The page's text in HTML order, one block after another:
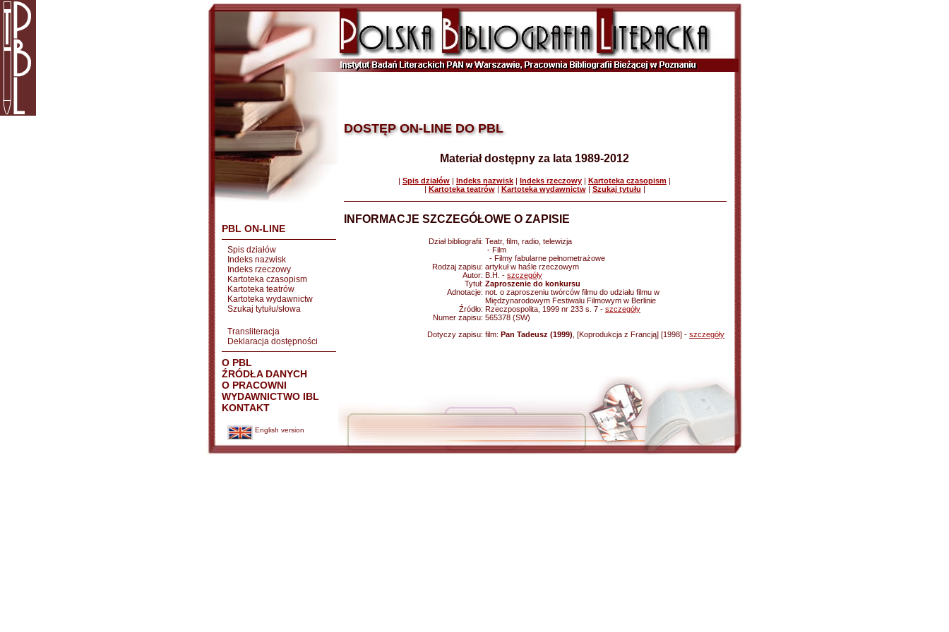
PBL ON-LINE
Spis działów
Indeks nazwisk
Indeks rzeczowy
Kartoteka czasopism
Kartoteka teatrów
Kartoteka wydawnictw
Szukaj tytułu/słowa
Transliteracja
Deklaracja dostępności
O PBL
ŹRÓDŁA DANYCH
O PRACOWNI
WYDAWNICTWO IBL
KONTAKT
English version
DOSTĘP ON-LINE DO PBL
Materiał dostępny za lata 1989-2012
| Spis działów | Indeks nazwisk | Indeks rzeczowy | Kartoteka czasopism |
| Kartoteka teatrów| Kartoteka wydawnictw| Szukaj tytułu |
INFORMACJE SZCZEGÓŁOWE O ZAPISIE
Dział bibliografii: Teatr, film, radio, telewizja
- Film
- Filmy fabularne pełnometrażowe
Rodzaj zapisu: artykuł w haśle rzeczowym
Autor: B.H. - szczegóły
Tytuł: Zaproszenie do konkursu
Adnotacje: not. o zaproszeniu twórców filmu do udziału filmu w
Międzynarodowym Festiwalu Filmowym w Berlinie
Źródło: Rzeczpospolita, 1999 nr 233 s. 7 - szczegóły
Numer zapisu: 565378 (SW)
Dotyczy zapisu: film: Pan Tadeusz (1999) , [Koprodukcja z Francją] [1998] - szczegóły